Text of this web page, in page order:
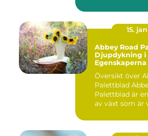
15. jan
Abbey Road
Djupdykning i
Egenskaperna
Historien
Översikt över
Palettblad Abbey Road
Palettblad är
av växt som är